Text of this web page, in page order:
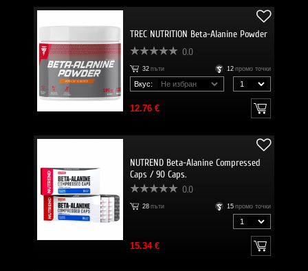
TREC NUTRITION Beta-Alanine Powder
0.0
32 пъти 12 промо точки
Вкус:
12.76 €
NUTREND Beta-Alanine Compressed
Caps / 90 Caps.
0.0
28 пъти 15 промо точки
15.34 €